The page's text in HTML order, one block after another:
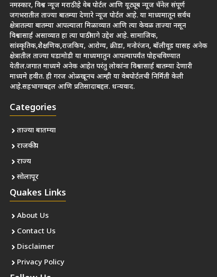
नमस्कार, विश्व न्यूज मराठी हे वेब पोर्टल आणि यूट्यूब न्यूज चॅनेल संपूर्ण
जगभरातील ताज्या बातम्या देणारे न्यूज पोर्टल आहे. या माध्यमातून सर्वच
क्षेत्रातल्या बातम्या आपल्याला मिळाव्यात आणि त्या केवळ ताज्या नसून
विश्वासार्ह असाव्यात हा त्या पाठीमागे उद्देश आहे. सामाजिक,
सांस्कृतिक,शैक्षणिक,राजकिय, आरोग्य, क्रीडा, मनोरंजन, बॉलीवूड यासह अनेक
क्षेत्रातील ताज्या घडामोडी या माध्यमातुन आपल्यापर्यंत पोहचविण्यात
येतील.जगात माध्यमे अनेक आहेत परंतु लोकांना विश्वासार्ह बातम्या देणारी
माध्यमे हवीत. ही गरज ओळखूनच आम्ही या वेबपोर्टलची निर्मिती केली
आहे.सहभागाबद्दल आणि प्रतिसादाबद्दल. धन्यवाद.
Categories
ताज्या बातम्या
राजकीय
राज्य
सोलापूर
Quakes Links
About Us
Contact Us
Disclaimer
Privacy Policy